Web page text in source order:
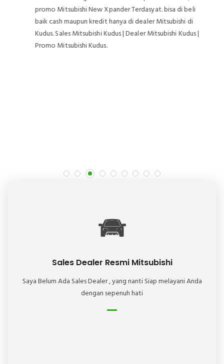
promo Mitsubishi New Xpander Terdasyat. bisa di beli
baik cash maupun kredit hanya di dealer Mitsubishi di
Kudus. Sales Mitsubishi Kudus | Dealer Mitsubishi Kudus |
Promo Mitsubishi Kudus.
Sales Dealer Resmi Mitsubishi
Saya Belum Ada Sales Dealer , yang nanti Siap melayani Anda
dengan sepenuh hati